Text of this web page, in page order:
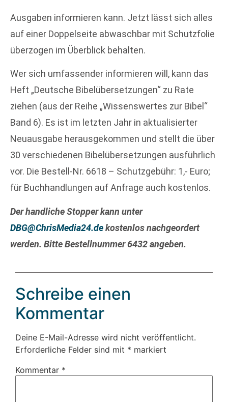
Ausgaben informieren kann. Jetzt lässt sich alles
auf einer Doppelseite abwaschbar mit Schutzfolie
überzogen im Überblick behalten.
Wer sich umfassender informieren will, kann das
Heft „Deutsche Bibelübersetzungen“ zu Rate
ziehen (aus der Reihe „Wissenswertes zur Bibel“
Band 6). Es ist im letzten Jahr in aktualisierter
Neuausgabe herausgekommen und stellt die über
30 verschiedenen Bibelübersetzungen ausführlich
vor. Die Bestell-Nr. 6618 – Schutzgebühr: 1,- Euro;
für Buchhandlungen auf Anfrage auch kostenlos.
Der handliche Stopper kann unter
DBG@ChrisMedia24.dekostenlos nachgeordert
werden. Bitte Bestellnummer 6432 angeben.
Schreibe einen
Kommentar
Deine E-Mail-Adresse wird nicht veröffentlicht.
Erforderliche Felder sind mit * markiert
Kommentar *